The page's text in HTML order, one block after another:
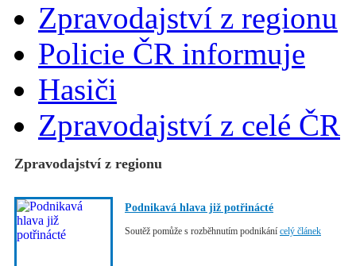
Zpravodajství z regionu
Policie ČR informuje
Hasiči
Zpravodajství z celé ČR
Zpravodajství z regionu
Podnikavá hlava již potřinácté
Soutěž pomůže s rozběhnutím podnikání celý článek